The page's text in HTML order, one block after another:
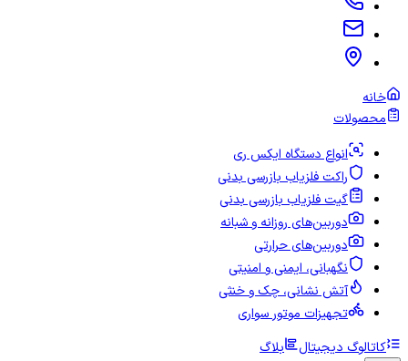
خانه
محصولات
انواع دستگاه ایکس ری
راکت فلزیاب بازرسی بدنی
گیت فلزیاب بازرسی بدنی
دوربین‌های روزانه و شبانه
دوربین‌های حرارتی
نگهبانی، ایمنی و امنیتی
آتش نشانی، چک و خنثی
تجهیزات موتور سواری
کاتالوگ دیجیتال
بلاگ